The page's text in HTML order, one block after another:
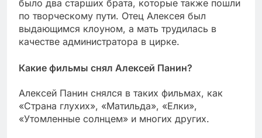
было два старших брата, которые также пошли
по творческому пути. Отец Алексея был
выдающимся клоуном, а мать трудилась в
качестве администратора в цирке.
Какие фильмы снял Алексей Панин?
Алексей Панин снялся в таких фильмах, как
«Страна глухих», «Матильда», «Елки»,
«Утомленные солнцем» и многих других.